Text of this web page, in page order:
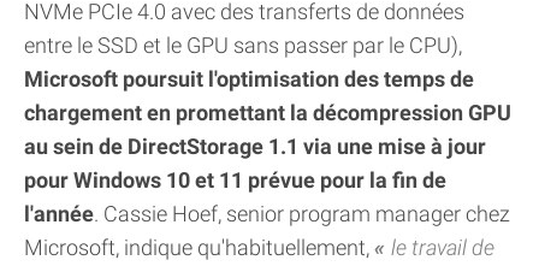
NVMe PCIe 4.0 avec des transferts de données
entre le SSD et le GPU sans passer par le CPU),
Microsoft poursuit l'optimisation des temps de
chargement en promettant la décompression GPU
au sein de DirectStorage 1.1 via une mise à jour
pour Windows 10 et 11 prévue pour la fin de
l'année. Cassie Hoef, senior program manager chez
Microsoft, indique qu'habituellement,
le travail de